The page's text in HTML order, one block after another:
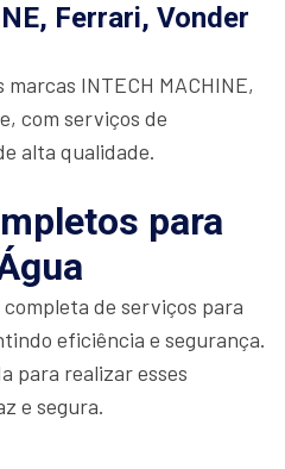
Ferrari, Vonder
INTECH MACHINE,
com serviços de
alta qualidade.
para
completa de serviços para
eficiência e segurança.
para realizar esses
e segura.